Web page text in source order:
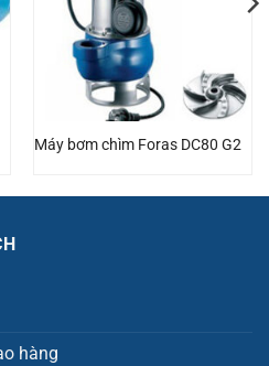
Máy bơm chìm Foras DC80 G2
hàng